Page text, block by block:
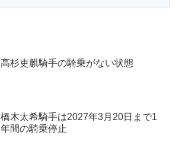
高杉吏麒騎手の騎乗がない状態
橋木太希騎手は2027年3月20日まで1
年間の騎乗停止